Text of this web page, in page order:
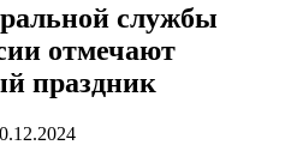
службы
отмечают
праздник